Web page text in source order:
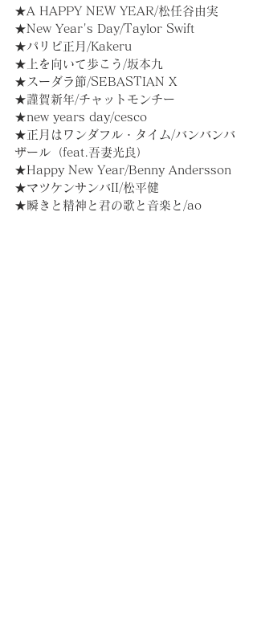
★A HAPPY NEW YEAR/松任谷由実
★New Year's Day/Taylor Swift
★パリピ正月/Kakeru
★上を向いて歩こう/坂本九
★スーダラ節/SEBASTIAN X
★謹賀新年/チャットモンチー
★new years day/cesco
★正月はワンダフル・タイム/バンバンバ
ザール（feat.吾妻光良）
★Happy New Year/Benny Andersson
★マツケンサンバII/松平健
★瞬きと精神と君の歌と音楽と/ao